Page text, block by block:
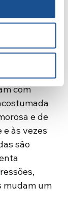
histórias
mudar o
mais
grupo.
perceber a
com
e de
às vezes
são
mudam um